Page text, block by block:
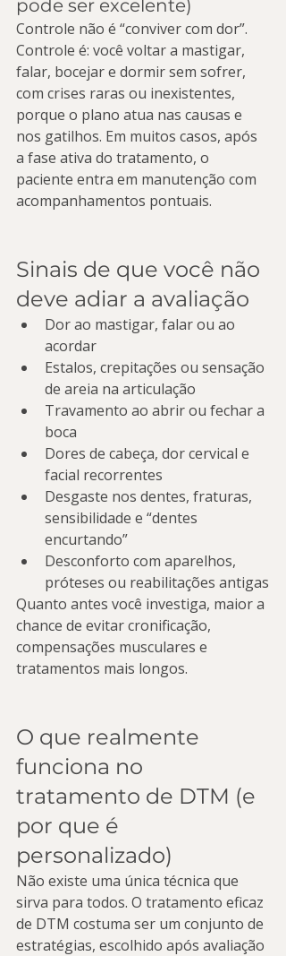
pode ser excelente)
Controle não é “conviver com dor”.
Controle é: você voltar a mastigar,
falar, bocejar e dormir sem sofrer,
com crises raras ou inexistentes,
porque o plano atua nas causas e
nos gatilhos. Em muitos casos, após
a fase ativa do tratamento, o
paciente entra em manutenção com
acompanhamentos pontuais.
Sinais de que você não
deve adiar a avaliação
Dor ao mastigar, falar ou ao
acordar
Estalos, crepitações ou sensação
de areia na articulação
Travamento ao abrir ou fechar a
boca
Dores de cabeça, dor cervical e
facial recorrentes
Desgaste nos dentes, fraturas,
sensibilidade e “dentes
encurtando”
Desconforto com aparelhos,
próteses ou reabilitações antigas
Quanto antes você investiga, maior a
chance de evitar cronificação,
compensações musculares e
tratamentos mais longos.
O que realmente
funciona no
tratamento de DTM (e
por que é
personalizado)
Não existe uma única técnica que
sirva para todos. O tratamento eficaz
de DTM costuma ser um conjunto de
estratégias, escolhido após avaliação